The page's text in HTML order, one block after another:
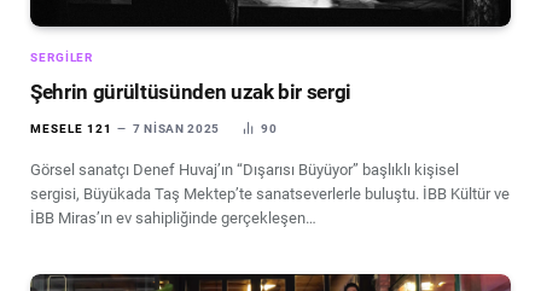
SERGILER
Şehrin gürültüsünden uzak bir sergi
MESELE 121 7 NISAN 2025 90
Görsel sanatçı Denef Huvaj’ın “Dışarısı Büyüyor” başlıklı kişisel
sergisi, Büyükada Taş Mektep’te sanatseverlerle buluştu. İBB Kültür ve
İBB Miras’ın ev sahipliğinde gerçekleşen…